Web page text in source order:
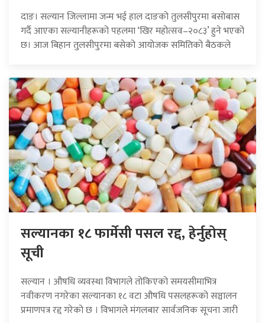
दाङ। सल्यान जिल्लामा जन्म भई हाल दाङको तुलसीपुरमा बसोबास
गर्दै आएका सल्यानीहरूको पहलमा ‘खिर महोत्सव–२०८३’ हुने भएको
छ। आज बिहान तुलसीपुरमा बसेको आयोजक समितिको बैठकले
सल्यानका १८ फार्मेसी पसल रद्द, हेर्नुहोस्
सूची
सल्यान । औषधि व्यवस्था विभागले तोकिएको समयसीमाभित्र
नवीकरण नगरेका सल्यानका १८ वटा औषधि पसलहरूको सञ्चालन
प्रमाणपत्र रद्द गरेको छ । विभागले मंगलबार सार्वजनिक सूचना जारी